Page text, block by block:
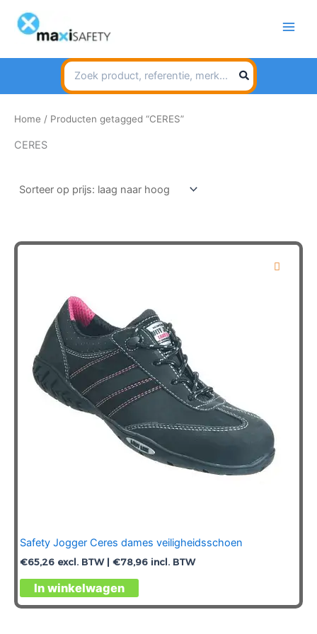
naar
inhoud
Search
for:
Home / Producten getagged “CERES”
CERES
Safety Jogger Ceres dames veiligheidsschoen
€65,26 excl. BTW | €78,96 incl. BTW
In winkelwagen
Dit
product